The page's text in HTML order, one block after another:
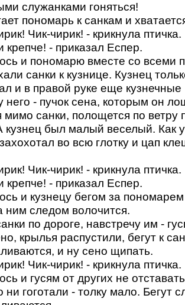
служанками гоняться!
пономарь к санкам и
Чик-чирик! - крикнула птичка.
крепче! - приказал Еспер.
и пономарю вместе со всеми
санки к кузнице. Кузнец
и в правой руке еще
него - пучок сена, которым он
мимо санки, полощется по
кузнец был малый веселый. Как
во всю глотку и цап
Чик-чирик! - крикнула птичка.
крепче! - приказал Еспер.
и кузнецу бегом за пономарем
ним следом волочится.
по дороге, навстречу им -
крылья распустили, бегут к
и ну сено щипать.
Чик-чирик! - крикнула птичка.
и гусям от других не
ни гоготали - толку мало. Бегут